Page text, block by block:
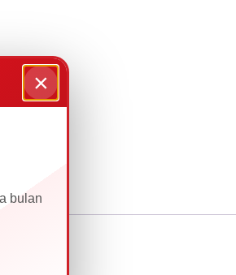
×
bulan